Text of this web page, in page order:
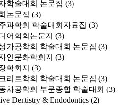
학술대회 논문집 (3)
논문집 (3)
과학회 학술대회자료집 (3)
어학회논문지 (3)
가공학회 학술대회 논문집 (3)
인문화학회지 (3)
학회지 (3)
리트학회 학술대회 논문집 (3)
차공학회 부문종합 학술대회 (3)
Dentistry & Endodontics (2)